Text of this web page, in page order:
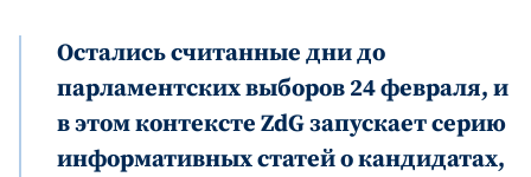
Остались считанные дни до
парламентских выборов 24 февраля, и
в этом контексте ZdG запускает серию
информативных статей о кандидатах,